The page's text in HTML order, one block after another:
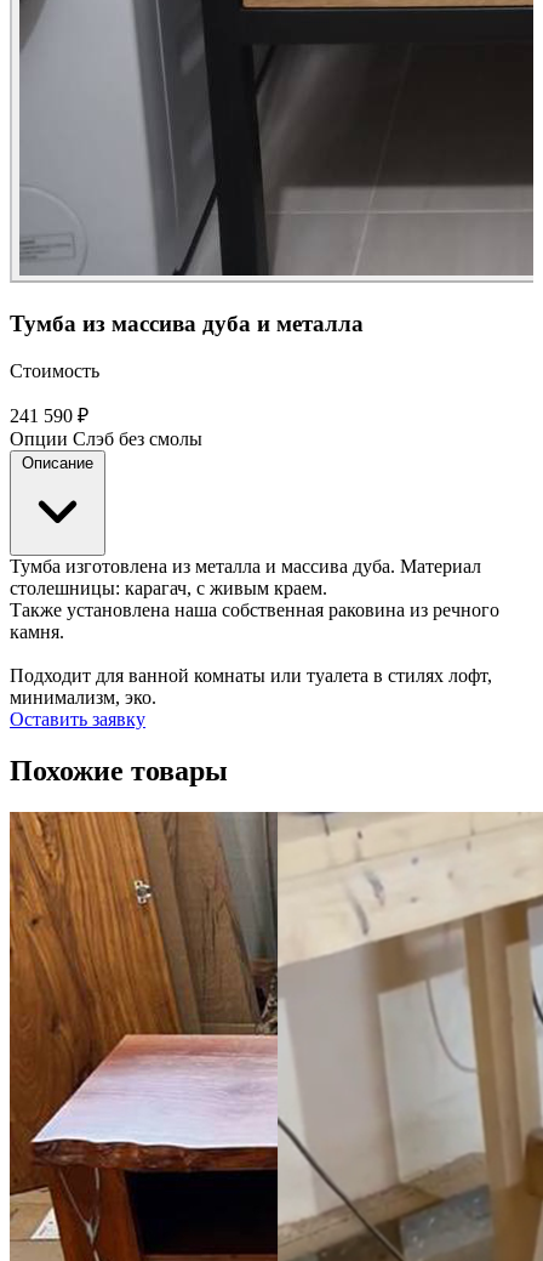
Тумба из массива дуба и металла
Стоимость
241 590 ₽
Опции Слэб без смолы
Описание
Тумба изготовлена из металла и массива дуба. Материал
столешницы: карагач, с живым краем.
Также установлена наша собственная раковина из речного
камня.
Подходит для ванной комнаты или туалета в стилях лофт,
минимализм, эко.
Оставить заявку
Похожие товары